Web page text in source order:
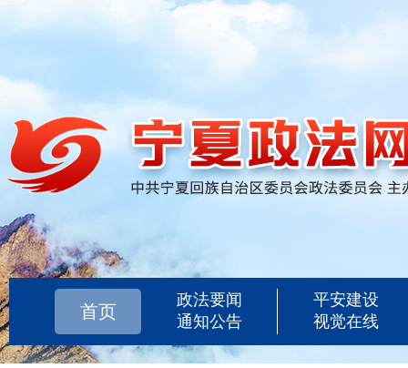
首页
政法要闻
通知公告
平安建设
视觉在线